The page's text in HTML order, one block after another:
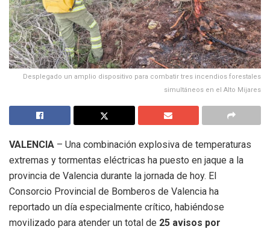
Desplegado un amplio dispositivo para combatir tres incendios forestales
simultáneos en el Alto Mijares
VALENCIA – Una combinación explosiva de temperaturas
extremas y tormentas eléctricas ha puesto en jaque a la
provincia de Valencia durante la jornada de hoy. El
Consorcio Provincial de Bomberos de Valencia ha
reportado un día especialmente crítico, habiéndose
movilizado para atender un total de 25 avisos por